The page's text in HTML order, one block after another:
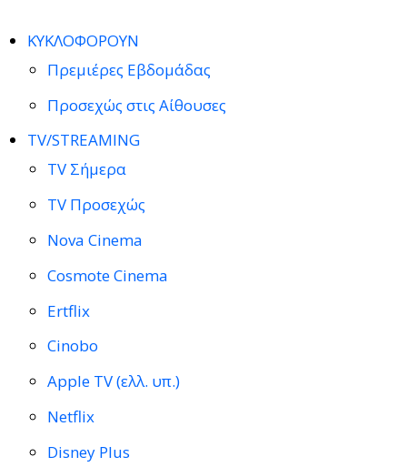
ΚΥΚΛΟΦΟΡΟΥΝ
Πρεμιέρες Εβδομάδας
Προσεχώς στις Αίθουσες
TV/STREAMING
TV Σήμερα
TV Προσεχώς
Nova Cinema
Cosmote Cinema
Ertflix
Cinobo
Apple TV (ελλ. υπ.)
Netflix
Disney Plus